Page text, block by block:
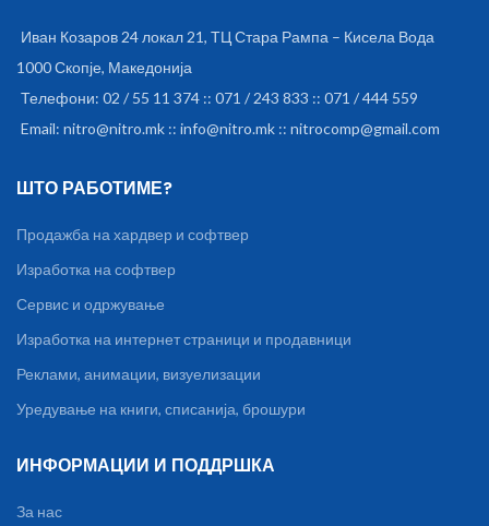
Иван Козаров 24 локал 21, ТЦ Стара Рампа – Кисела Вода
1000 Скопје, Македонија
Телефони: 02 / 55 11 374 :: 071 / 243 833 :: 071 / 444 559
Email: nitro@nitro.mk :: info@nitro.mk :: nitrocomp@gmail.com
ШТО РАБОТИМЕ?
Продажба на хардвер и софтвер
Изработка на софтвер
Сервис и одржување
Изработка на интернет страници и продавници
Реклами, анимации, визуелизации
Уредување на книги, списанија, брошури
ИНФОРМАЦИИ И ПОДДРШКА
За нас